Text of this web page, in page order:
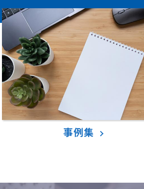
事例集